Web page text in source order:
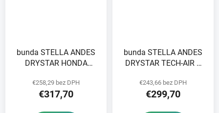
bunda STELLA ANDES
DRYSTAR HONDA
kompatibilná
ALPINESTARS dámska
€258,29 bez DPH
€317,70
bunda STELLA ANDES
DRYSTAR TECH-AIR 5
ALPINESTARS tmavo
modrá/čierna/svetlo
€243,66 bez DPH
€299,70